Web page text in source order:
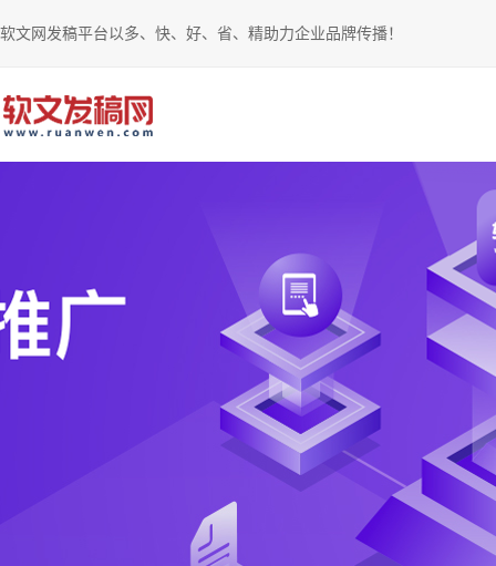
软文网发稿平台以多、快、好、省、精助力企业品牌传播！